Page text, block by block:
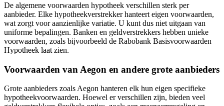
De algemene voorwaarden hypotheek verschillen sterk per
aanbieder. Elke hypotheekverstrekker hanteert eigen voorwaarden,
wat zorgt voor aanzienlijke variatie. U kunt dus niet uitgaan van
uniforme bepalingen. Banken en geldverstrekkers hebben unieke
voorwaarden, zoals bijvoorbeeld de Rabobank Basisvoorwaarden
Hypotheek laat zien.
Voorwaarden van Aegon en andere grote aanbieders
Grote aanbieders zoals Aegon hanteren elk hun eigen specifieke
hypotheekvoorwaarden. Hoewel er verschillen zijn, bieden veel